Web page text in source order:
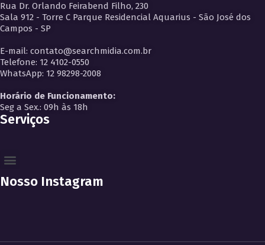
Rua Dr. Orlando Feirabend Filho, 230
Sala 912 - Torre C Parque Residencial Aquarius - São José dos
Campos - SP
E-mail: contato@searchmidia.com.br
Telefone: 12 4102-0550
WhatsApp: 12 98298-2008
Horário de Funcionamento:
Seg a Sex.: 09h às 18h
Serviços
Nosso Instagram